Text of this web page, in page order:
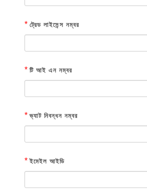
* ট্রেড লাইসেন্স নম্বর
* টি আই এন নম্বর
* ভ্যাট নিবন্ধন নম্বর
* ইমেইল আইডি